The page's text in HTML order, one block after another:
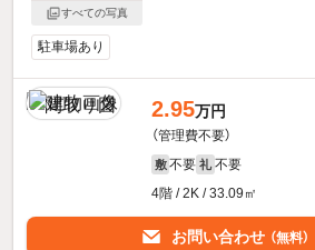
すべての写真
駐車場あり
2.95万円
（管理費不要）
敷 不要 礼 不要
4階 / 2K / 33.09㎡
お問い合わせ （無料）